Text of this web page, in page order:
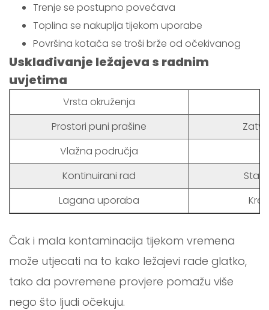
Trenje se postupno povećava
Toplina se nakuplja tijekom uporabe
Površina kotača se troši brže od očekivanog
Usklađivanje ležajeva s radnim
uvjetima
Vrsta okruženja
Prostori puni prašine
Vlažna područja
Kontinuirani rad
Lagana uporaba
Čak i mala kontaminacija tijekom vremena
može utjecati na to kako ležajevi rade glatko,
tako da povremene provjere pomažu više
nego što ljudi očekuju.